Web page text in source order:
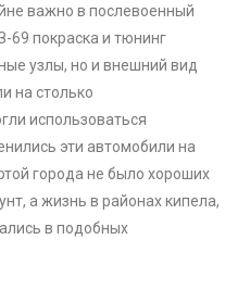
важно в послевоенный
69 покраска и тюнинг
узлы, но и внешний вид
на столько
использоваться
эти автомобили на
города не было хороших
а жизнь в районах кипела,
в подобных